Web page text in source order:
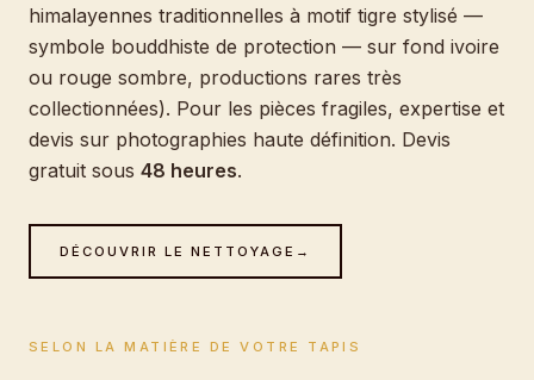
himalayennes traditionnelles à motif tigre stylisé —
symbole bouddhiste de protection — sur fond ivoire
ou rouge sombre, productions rares très
collectionnées). Pour les pièces fragiles, expertise et
devis sur photographies haute définition. Devis
gratuit sous 48 heures.
DÉCOUVRIR LE NETTOYAGE →
SELON LA MATIÈRE DE VOTRE TAPIS